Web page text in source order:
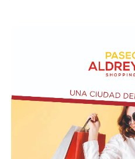
10 a 12 en la Biblioteca de
ubicada en el primer piso
En relación al Ciclo Mes de
agosto a las 17:30 se
Charo” y la narración de
cargo de María del Rosario